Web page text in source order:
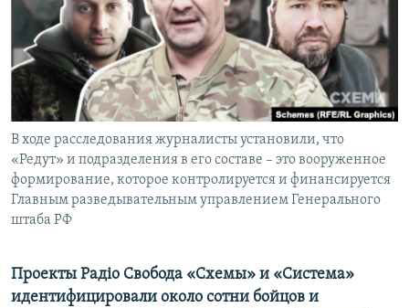
ПОБЕДИТЕЛЕЙ НЕ СУДЯТ?
КРЫМ.НЕПОКОРЕННЫЙ
ELIFBE
УКРАИНСКАЯ ПРОБЛЕМА КРЫМА
ПРИСОЕДИНЯЙТЕСЬ!
Все сайты RFE/RL
В ходе расследования журналисты установили, что
«Редут» и подразделения в его составе – это вооруженное
формирование, которое контролируется и финансируется
Главным разведывательным управлением Генерального
штаба РФ
Проекты Радіо Свобода «Схемы» и «Система»
идентифицировали около сотни бойцов и